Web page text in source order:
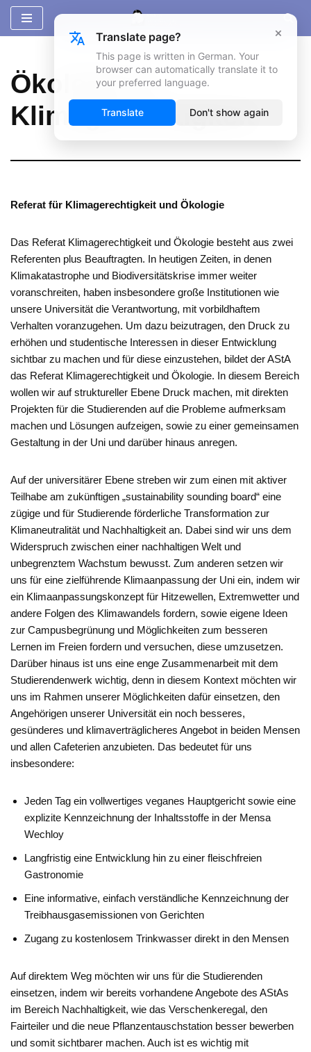
Zum
springen
Ökologie &
Klimagerechtigkeit
Referat für Klimagerechtigkeit und Ökologie
Das Referat Klimagerechtigkeit und Ökologie besteht aus zwei
Referenten plus Beauftragten. In heutigen Zeiten, in denen
Klimakatastrophe und Biodiversitätskrise immer weiter
voranschreiten, haben insbesondere große Institutionen wie
unsere Universität die Verantwortung, mit vorbildhaftem
Verhalten voranzugehen. Um dazu beizutragen, den Druck zu
erhöhen und studentische Interessen in dieser Entwicklung
sichtbar zu machen und für diese einzustehen, bildet der AStA
das Referat Klimagerechtigkeit und Ökologie. In diesem Bereich
wollen wir auf struktureller Ebene Druck machen, mit direkten
Projekten für die Studierenden auf die Probleme aufmerksam
machen und Lösungen aufzeigen, sowie zu einer gemeinsamen
Gestaltung in der Uni und darüber hinaus anregen.
Auf der universitärer Ebene streben wir zum einen mit aktiver
Teilhabe am zukünftigen „sustainability sounding board“ eine
zügige und für Studierende förderliche Transformation zur
Klimaneutralität und Nachhaltigkeit an. Dabei sind wir uns dem
Widerspruch zwischen einer nachhaltigen Welt und
unbegrenztem Wachstum bewusst. Zum anderen setzen wir
uns für eine zielführende Klimaanpassung der Uni ein, indem wir
ein Klimaanpassungskonzept für Hitzewellen, Extremwetter und
andere Folgen des Klimawandels fordern, sowie eigene Ideen
zur Campusbegrünung und Möglichkeiten zum besseren
Lernen im Freien fordern und versuchen, diese umzusetzen.
Darüber hinaus ist uns eine enge Zusammenarbeit mit dem
Studierendenwerk wichtig, denn in diesem Kontext möchten wir
uns im Rahmen unserer Möglichkeiten dafür einsetzen, den
Angehörigen unserer Universität ein noch besseres,
gesünderes und klimaverträglicheres Angebot in beiden Mensen
und allen Cafeterien anzubieten. Das bedeutet für uns
insbesondere:
Jeden Tag ein vollwertiges veganes Hauptgericht sowie eine
explizite Kennzeichnung der Inhaltsstoffe in der Mensa
Wechloy
Langfristig eine Entwicklung hin zu einer fleischfreien
Gastronomie
Eine informative, einfach verständliche Kennzeichnung der
Treibhausgasemissionen von Gerichten
Zugang zu kostenlosem Trinkwasser direkt in den Mensen
Auf direktem Weg möchten wir uns für die Studierenden
einsetzen, indem wir bereits vorhandene Angebote des AStAs
im Bereich Nachhaltigkeit, wie das Verschenkeregal, den
Fairteiler und die neue Pflanzentauschstation besser bewerben
und somit sichtbarer machen. Auch ist es wichtig mit
Translate page?
This page is written in German. Your
browser can automatically translate it to
your preferred language.
Translate Don't show again
×